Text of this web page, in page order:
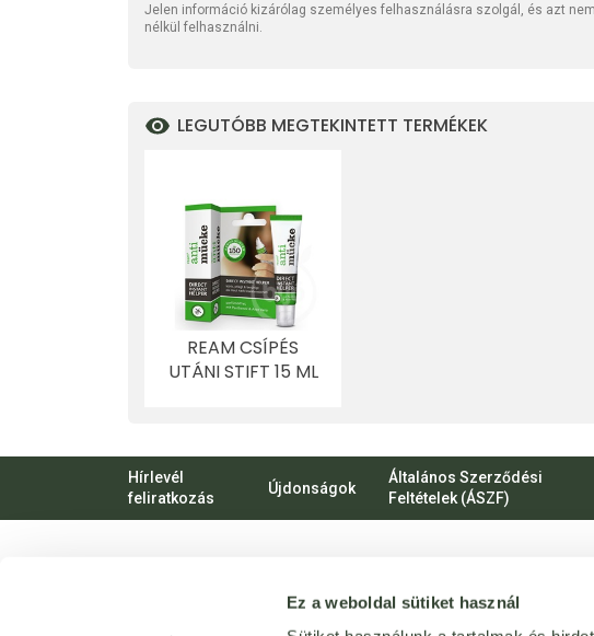
Ez a weboldal sütiket használ
Jelen információ kizárólag személyes felhasználásra szolgál, és azt
nélkül felhasználni.
LEGUTÓBB MEGTEKINTETT TERMÉKEK
REAM CSÍPÉS
UTÁNI STIFT 15 ML
Hírlevél
feliratkozás
Újdonságok
Általános Szerződési
Feltételek (ÁSZF)
VIRTUÁLIS